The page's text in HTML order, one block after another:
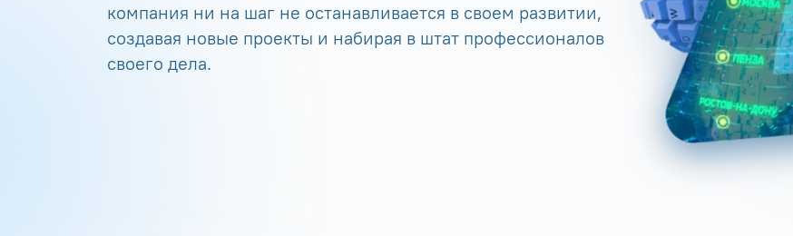
компания ни на шаг не останавливается в своем развитии,
создавая новые проекты и набирая в штат профессионалов
своего дела.